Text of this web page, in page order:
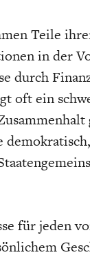
Teile
in der
durch
oft ein
für jeden